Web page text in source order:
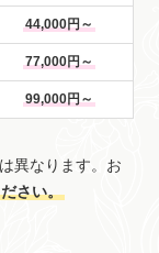
44,000円～
77,000円～
99,000円～
異なります。お
さい。